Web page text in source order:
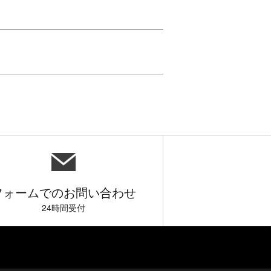
ォームでのお問い合わせ
24時間受付